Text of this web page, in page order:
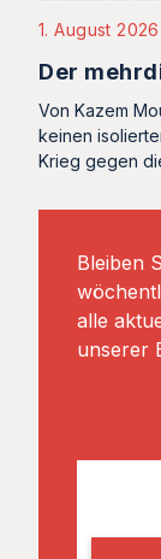
1. August 2026
Der
Von Kazem
keinen
Krieg gegen
Bleiben
alle
unserer
a